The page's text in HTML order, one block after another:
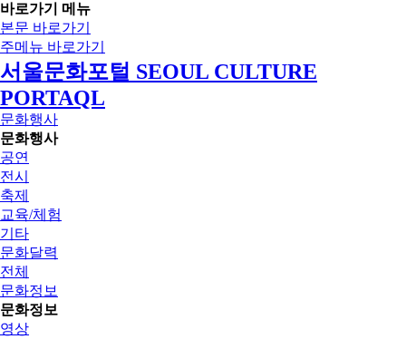
바로가기 메뉴
본문 바로가기
주메뉴 바로가기
서울문화포털 SEOUL CULTURE
PORTAQL
문화행사
문화행사
공연
전시
축제
교육/체험
기타
문화달력
전체
문화정보
문화정보
영상